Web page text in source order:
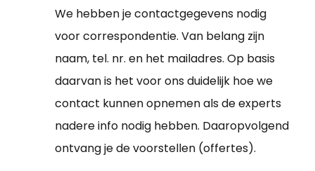
We hebben je contactgegevens nodig
voor correspondentie. Van belang zijn
naam, tel. nr. en het mailadres. Op basis
daarvan is het voor ons duidelijk hoe we
contact kunnen opnemen als de experts
nadere info nodig hebben. Daaropvolgend
ontvang je de voorstellen (offertes).